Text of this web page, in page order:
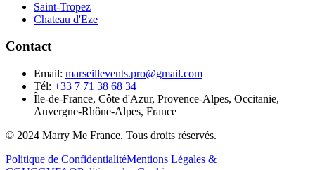
Saint-Tropez
Chateau d'Eze
Contact
Email: marseillevents.pro@gmail.com
Tél: +33 7 71 38 68 34
Île-de-France, Côte d'Azur, Provence-Alpes, Occitanie,
Auvergne-Rhône-Alpes, France
© 2024 Marry Me France. Tous droits réservés.
Politique de ConfidentialitéMentions Légales &